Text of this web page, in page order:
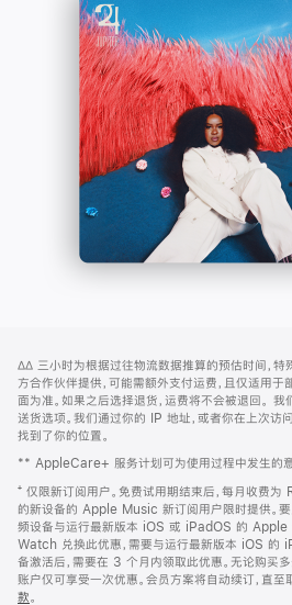
解
-
Apple
Music
中
打
开)
页
页
脚
注
∆∆ 三小时为根据过往物流数据推算的预估时间，特
方合作伙伴提供，可能需额外支付运费，且仅适用于
面为准。如果之后选择退货，运费将不会被退回。 我
送货选项。我们通过你的 IP 地址，或者你在上次访
找到了你的位置。
** AppleCare+ 服务计划可为使用过程中发生的意
⁺ 仅限新订阅用户。免费试用期结束后，每月收费
的新设备的 Apple Music 新订阅用户限时提供。要
频设备与运行最新版本 iOS 或 iPadOS 的 Apple
Watch 兑换此优惠，需要与运行最新版本 iOS 的
备激活后，需要在 3 个月内领取此优惠。无论购买
账户仅可享受一次优惠。会员方案将自动续订，直
款。